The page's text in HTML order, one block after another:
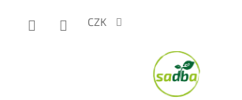
CZK